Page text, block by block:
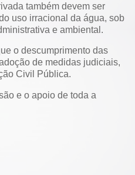
também devem ser
uso irracional da água, sob
e ambiental.
o descumprimento das
de medidas judiciais,
Civil Pública.
e o apoio de toda a